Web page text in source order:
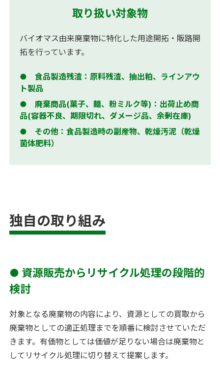
取り扱い対象物
バイオマス由来廃棄物に特化した用途開拓・販路開
拓を行っています。
食品製造残渣：原料残渣、抽出粕、ラインアウ
ト製品
廃棄商品(菓子、麺、粉ミルク等)：出荷止め商
品(容器不良、期限切れ、ダメージ品、余剰在庫)
その他：食品製造時の副産物、乾燥汚泥（乾燥
菌体肥料）
独自の取り組み
● 資源販売からリサイクル処理の段階的
検討
対象となる廃棄物の内容により、資源としての買取から
廃棄物としての適正処理までを順番に検討させていただ
きます。有価物としては価値が足りない場合は廃棄物と
してリサイクル処理に切り替えて提案します。